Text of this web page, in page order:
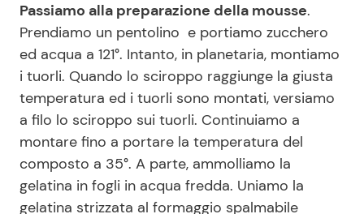
Passiamo alla preparazione della mousse.
Prendiamo un pentolino e portiamo zucchero
ed acqua a 121°. Intanto, in planetaria, montiamo
i tuorli. Quando lo sciroppo raggiunge la giusta
temperatura ed i tuorli sono montati, versiamo
a filo lo sciroppo sui tuorli. Continuiamo a
montare fino a portare la temperatura del
composto a 35°. A parte, ammolliamo la
gelatina in fogli in acqua fredda. Uniamo la
gelatina strizzata al formaggio spalmabile